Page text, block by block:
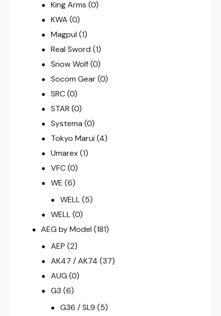
King Arms (0)
KWA (0)
Magpul (1)
Real Sword (1)
Snow Wolf (0)
Socom Gear (0)
SRC (0)
STAR (0)
Systema (0)
Tokyo Marui (4)
Umarex (1)
VFC (0)
WE (6)
WELL (5)
WELL (0)
AEG by Model (181)
AEP (2)
AK47 / AK74 (37)
AUG (0)
G3 (6)
G36 / SL9 (5)